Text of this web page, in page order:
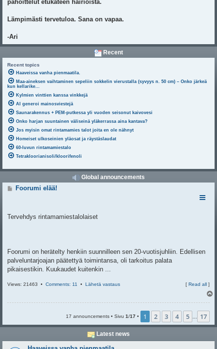
pahoittelut etukäteen häiriöistä.
Lämpimästi tervetuloa. Sana on vapaa.
-Ari
Recent
Recent topics
Haaveissa vanha pienmaatila.
Maa-aineksen vaihtaminen sepeliin sokkelin vierustalla (syvyys n. 50 cm) – Onko järkeä
kun kellarike...
Kylmien vinttien kanssa vinkkejä
AI generoi mainosviestejä
Saunarakennus + PEM-putkessa yli vuoden seisonut kaivovesi
Onko harjan suuntainen väliseinä yläkerrassa aina kantava?
Jos myisin omat rintamamies talot joita en ole nähnyt
Homeiset ulkoseinien yläosat ja räystäslaudat
60-luvun rintamamiestalo
Tetrakloorianisoli/kloorifenoli
Global announcements
V
t
Foorumi elää!
Tervehdys rintamamiestalolaiset
Foorumi on herätelty henkiin suunnilleen sen 20-vuotisjuhliin. Edellisen
palveluntarjoajan päätettyä toimintansa, oli tarkoitus palata
pikaisestikin. Kuukaudet kuitenkin ...
Views: 21463 • Comments: 11 • Lähetä vastaus [ Read all ]
17 announcements • Sivu 1/17 • 1 2 3 4 5 17
Latest news